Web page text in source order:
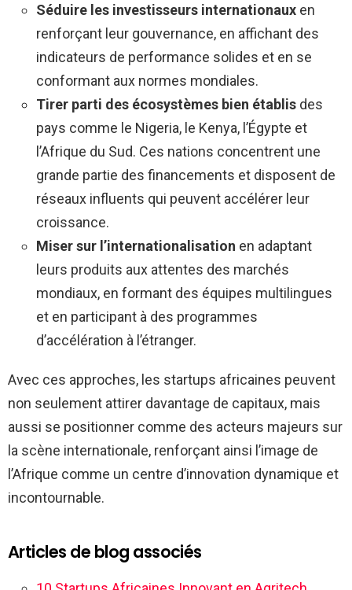
Séduire les investisseurs internationaux en
renforçant leur gouvernance, en affichant des
indicateurs de performance solides et en se
conformant aux normes mondiales.
Tirer parti des écosystèmes bien établis des
pays comme le Nigeria, le Kenya, l’Égypte et
l’Afrique du Sud. Ces nations concentrent une
grande partie des financements et disposent de
réseaux influents qui peuvent accélérer leur
croissance.
Miser sur l’internationalisation en adaptant
leurs produits aux attentes des marchés
mondiaux, en formant des équipes multilingues
et en participant à des programmes
d’accélération à l’étranger.
Avec ces approches, les startups africaines peuvent
non seulement attirer davantage de capitaux, mais
aussi se positionner comme des acteurs majeurs sur
la scène internationale, renforçant ainsi l’image de
l’Afrique comme un centre d’innovation dynamique et
incontournable.
Articles de blog associés